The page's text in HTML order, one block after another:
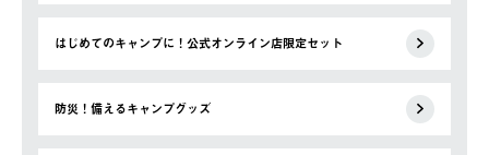
はじめてのキャンプに！公式オンライン店限定セット
防災！備えるキャンプグッズ